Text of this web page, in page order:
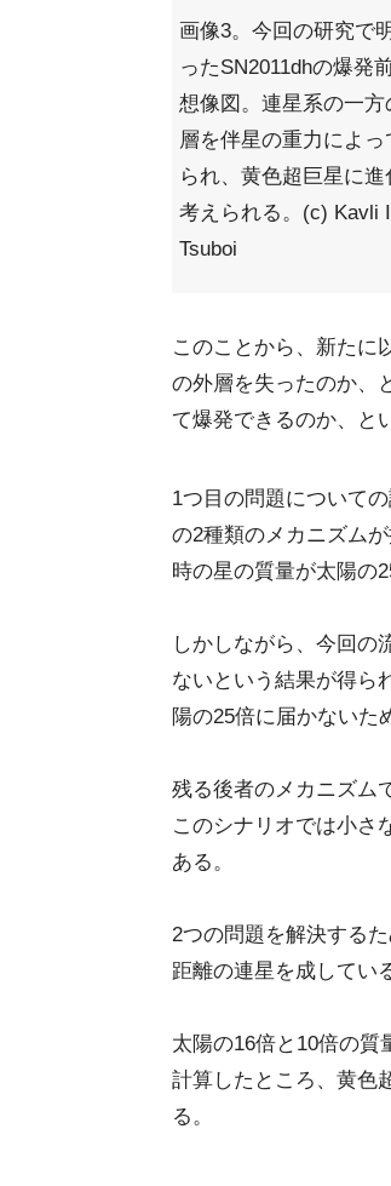
画像3。今回の研究で
ったSN2011dhの爆発
想像図。連星系の一方
層を伴星の重力によっ
られ、黄色超巨星に進
考えられる。(c) Kavli
Tsuboi
このことから、新たに
の外層を失ったのか、
て爆発できるのか、と
1つ目の問題について
の2種類のメカニズム
時の星の質量が太陽の
しかしながら、今回の
ないという結果が得ら
陽の25倍に届かないた
残る後者のメカニズム
このシナリオでは小さ
ある。
2つの問題を解決する
距離の連星を成してい
太陽の16倍と10倍の質
計算したところ、黄色
る。